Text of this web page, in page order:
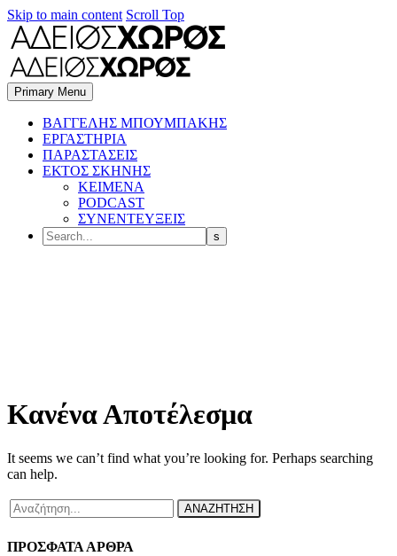
Skip to main content Scroll Top
Primary Menu
BΑΓΓΕΛΗΣ ΜΠΟΥΜΠΑΚΗΣ
ΕΡΓΑΣΤΗΡΙΑ
ΠΑΡΑΣΤΑΣΕΙΣ
ΕΚΤΟΣ ΣΚΗΝΗΣ
ΚΕΙΜΕΝΑ
PODCAST
ΣΥΝΕΝΤΕΥΞΕΙΣ
Κανένα Αποτέλεσμα
It seems we can’t find what you’re looking for. Perhaps searching
can help.
ΑΝΑΖΗΤΗΣΗ
ΠΡΟΣΦΑΤΑ ΑΡΘΡΑ